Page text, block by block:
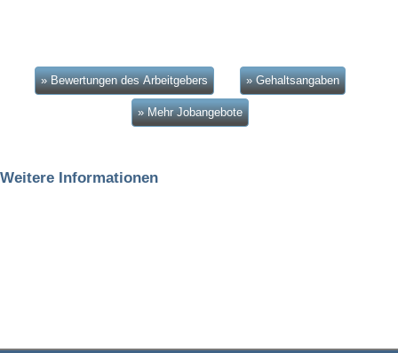
» Bewertungen des Arbeitgebers » Gehaltsangaben
» Mehr Jobangebote
Weitere Informationen